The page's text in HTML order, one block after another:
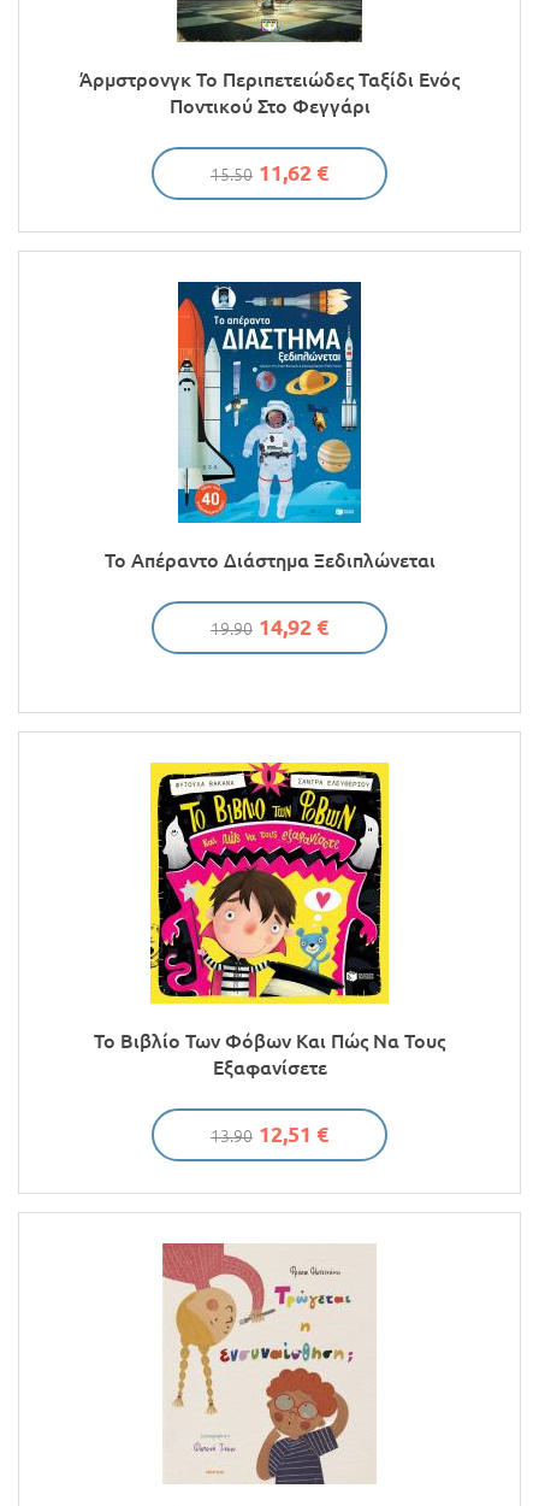
Άρμστρονγκ Το Περιπετειώδες Ταξίδι Ενός
Ποντικού Στο Φεγγάρι
15.50 11,62 €
Το Απέραντο Διάστημα Ξεδιπλώνεται
19.90 14,92 €
Το Βιβλίο Των Φόβων Και Πώς Να Τους
Εξαφανίσετε
13.90 12,51 €